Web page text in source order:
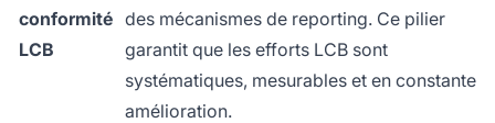
conformité
LCB
des mécanismes de reporting. Ce pilier
garantit que les efforts LCB sont
systématiques, mesurables et en constante
amélioration.